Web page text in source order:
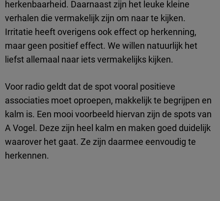
herkenbaarheid. Daarnaast zijn het leuke kleine
verhalen die vermakelijk zijn om naar te kijken.
Irritatie heeft overigens ook effect op herkenning,
maar geen positief effect. We willen natuurlijk het
liefst allemaal naar iets vermakelijks kijken.
Voor radio geldt dat de spot vooral positieve
associaties moet oproepen, makkelijk te begrijpen en
kalm is. Een mooi voorbeeld hiervan zijn de spots van
A Vogel. Deze zijn heel kalm en maken goed duidelijk
waarover het gaat. Ze zijn daarmee eenvoudig te
herkennen.